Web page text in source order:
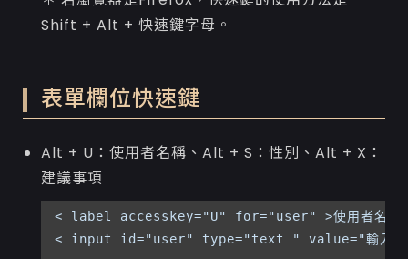
Shift + Alt + 快速鍵字母。
表單欄位快速鍵
Alt + U：使用者名稱、Alt + S：性別、Alt + X：
建議事項
< label accesskey="U" for="user" >使用者名
< input id="user" type="text " value="輸入您